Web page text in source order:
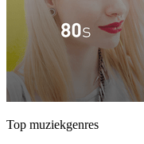
Top muziekgenres